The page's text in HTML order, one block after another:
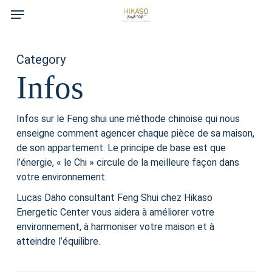
Skip
content
Menu
Category
Infos
Infos sur le Feng shui une méthode chinoise qui nous
enseigne comment agencer chaque pièce de sa maison,
de son appartement. Le principe de base est que
l’énergie, « le Chi » circule de la meilleure façon dans
votre environnement.
Lucas Daho consultant Feng Shui chez Hikaso
Energetic Center vous aidera à améliorer votre
environnement, à harmoniser votre maison et à
atteindre l’équilibre.